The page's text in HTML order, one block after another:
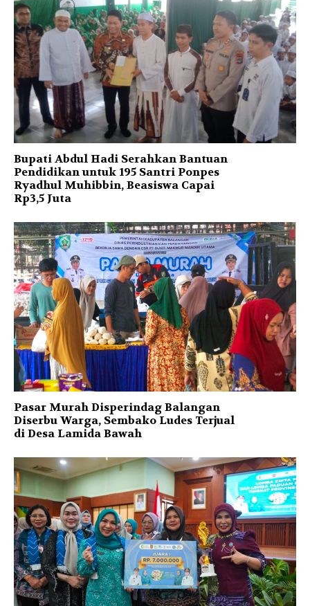
Bupati Abdul Hadi Serahkan Bantuan
Pendidikan untuk 195 Santri Ponpes
Ryadhul Muhibbin, Beasiswa Capai
Rp3,5 Juta
Pasar Murah Disperindag Balangan
Diserbu Warga, Sembako Ludes Terjual
di Desa Lamida Bawah